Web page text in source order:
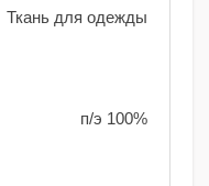
Ткань для одежды
п/э 100%